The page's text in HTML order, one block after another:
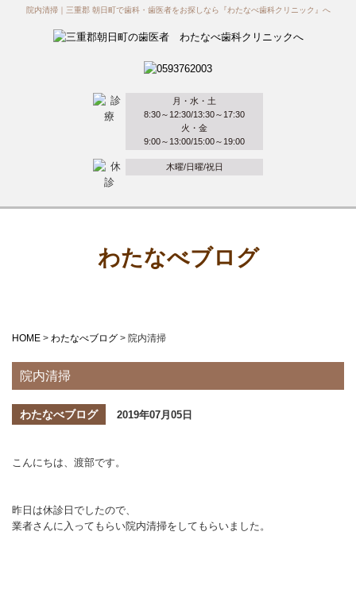
院内清掃｜三重郡 朝日町で歯科・歯医者をお探しなら『わたなべ歯科クリニック』へ
月・水・土
8:30～12:30/13:30～17:30
火・金
9:00～13:00/15:00～19:00
木曜/日曜/祝日
わたなべブログ
HOME > わたなべブログ > 院内清掃
院内清掃
わたなべブログ 2019年07月05日
こんにちは、渡部です。
昨日は休診日でしたので、
業者さんに入ってもらい院内清掃をしてもらいました。